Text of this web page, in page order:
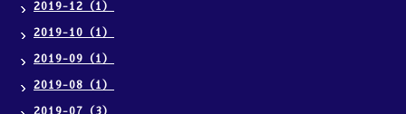
2019-12（1）
2019-10（1）
2019-09（1）
2019-08（1）
2019-07（3）